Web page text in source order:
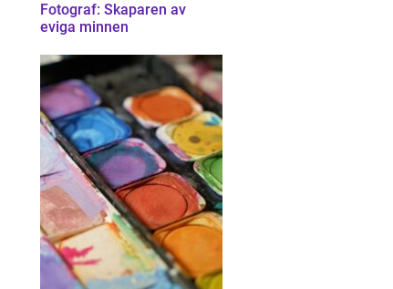
Fotograf: Skaparen av
eviga minnen